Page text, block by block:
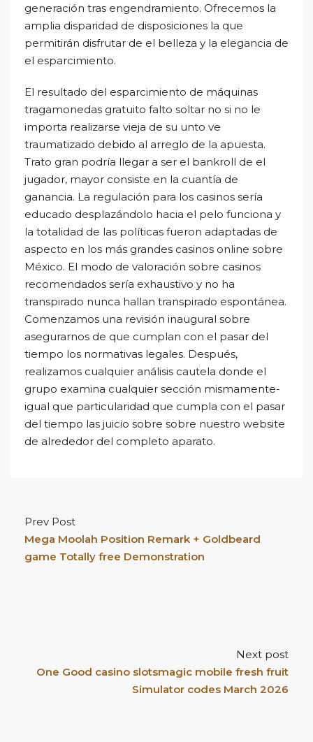
generación tras engendramiento. Ofrecemos la
amplia disparidad de disposiciones la que
permitirán disfrutar de el belleza y la elegancia de
el esparcimiento.
El resultado del esparcimiento de máquinas
tragamonedas gratuito falto soltar no si no le
importa realizarse vieja de su unto ve
traumatizado debido al arreglo de la apuesta.
Trato gran podrí­a llegar a ser el bankroll de el
jugador, mayor consiste en la cuantía de
ganancia. La regulación para los casinos serí­a
educado desplazándolo hacia el pelo funciona y
la totalidad de las políticas fueron adaptadas de
aspecto en los más grandes casinos online sobre
México. El modo de valoración sobre casinos
recomendados serí­a exhaustivo y no ha
transpirado nunca hallan transpirado espontánea.
Comenzamos una revisión inaugural sobre
asegurarnos de que cumplan con el pasar del
tiempo los normativas legales. Después,
realizamos cualquier análisis cautela donde el
grupo examina cualquier sección mismamente­
igual que particularidad que cumpla con el pasar
del tiempo las juicio sobre sobre nuestro website
de alrededor del completo aparato.
Prev Post
Mega Moolah Position Remark + Goldbeard
game Totally free Demonstration
Next post
One Good casino slotsmagic mobile fresh fruit
Simulator codes March 2026